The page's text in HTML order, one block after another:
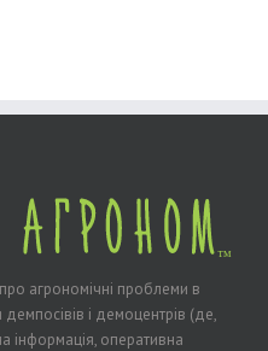
агрономічні проблеми в
демпосівів і демоцентрів (де,
інформація, оперативна